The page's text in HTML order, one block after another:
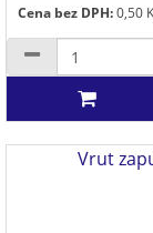
Cena bez DPH:0,50
Vrut